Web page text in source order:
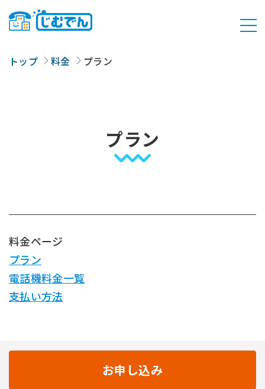
トップ 料金 プラン
プラン
料金ページ
プラン
電話機料金一覧
支払い方法
お申し込み